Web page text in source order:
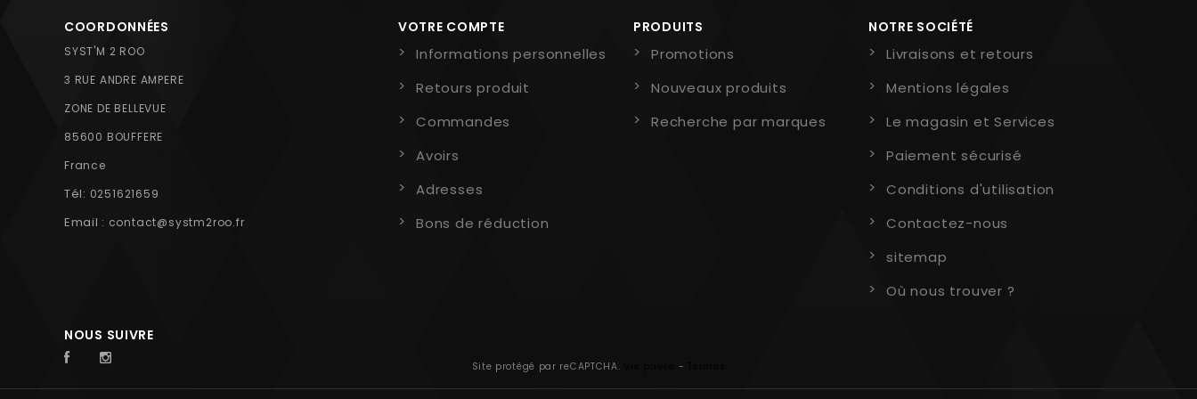
COORDONNÉES
SYST'M 2 ROO
3 RUE ANDRE AMPERE
ZONE DE BELLEVUE
85600 BOUFFERE
France
Tél: 0251621659
Email : contact@systm2roo.fr
VOTRE COMPTE
Informations personnelles
Retours produit
Commandes
Avoirs
Adresses
Bons de réduction
PRODUITS
Promotions
Nouveaux produits
Recherche par marques
NOTRE SOCIÉTÉ
Livraisons et retours
Mentions légales
Le magasin et Services
Paiement sécurisé
Conditions d'utilisation
Contactez-nous
sitemap
Où nous trouver ?
NOUS SUIVRE
Site protégé par reCAPTCHA. -